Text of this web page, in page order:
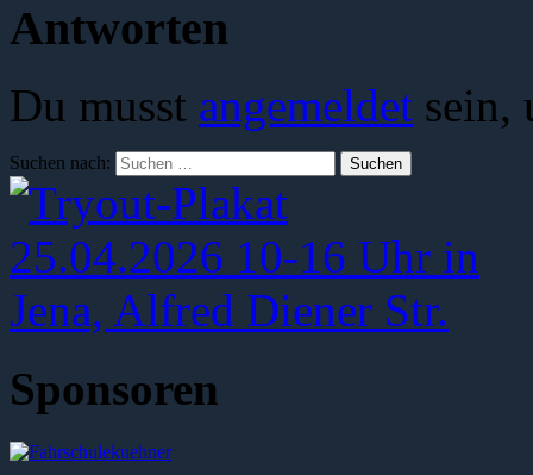
Antworten
Du musst angemeldet sein,
Suchen nach:
Sponsoren